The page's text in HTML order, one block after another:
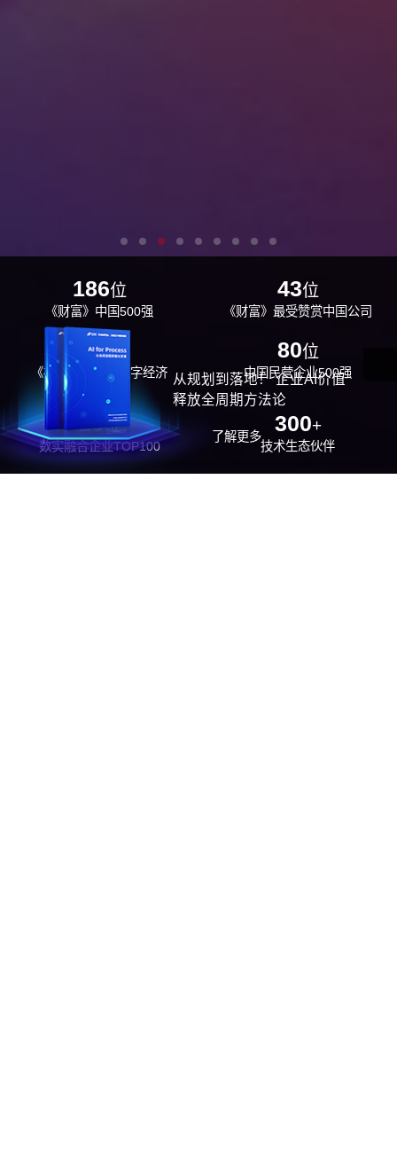
186位
《财富》中国500强
43位
《财富》最受赞赏中国公司
29位
《福布斯》中国数字经济
100强
80位
中国民营企业500强
26位
数实融合企业TOP100
300+
技术生态伙伴
从规划到落地！ 企业AI价值
释放全周期方法论
了解更多